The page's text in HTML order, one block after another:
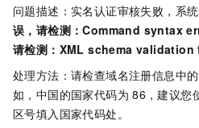
问题描述：实名认证审核失败，系
误，请检测：Command syntax
请检测：XML schema validation
处理方法：请检查域名注册信息中
如，中国的国家代码为 86，建议您
区号填入国家代码处。